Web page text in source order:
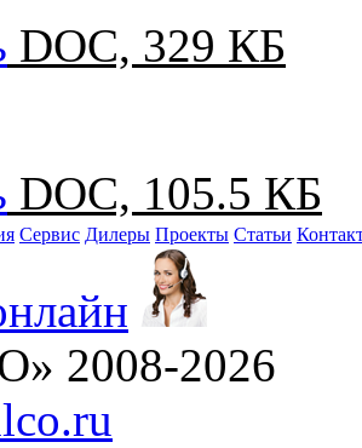
DOC, 329 КБ
DOC, 105.5 КБ
Сервис Дилеры Проекты Статьи
2008-2026